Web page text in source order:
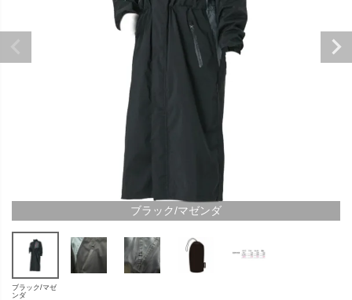
ブラック/マゼンダ
ブラック/マゼ
ンダ